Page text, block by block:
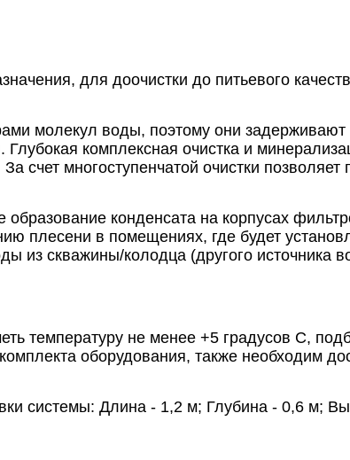
для доочистки до питьевого
молекул воды, поэтому они
комплексная очистка и
счет многоступенчатой очистки
конденсата на корпусах
плесени в помещениях, где будет
из скважины/колодца (другого источника
температуру не менее +5 градусов С,
оборудования, также необходим
системы: Длина - 1,2 м; Глубина - 0,6 м;